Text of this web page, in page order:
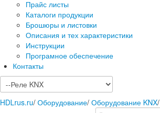
Прайс листы
Каталоги продукции
Брошюры и листовки
Описания и тех характеристики
Инструкции
Програмное обеспечение
Контакты
HDLrus.ru/ Оборудование/ Оборудование KNX/